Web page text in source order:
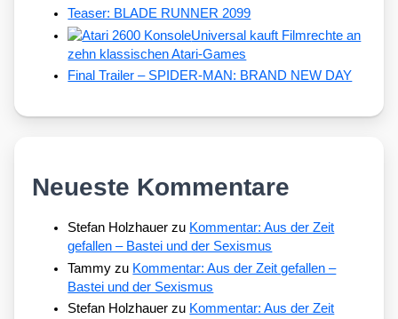
Teaser: BLADE RUNNER 2099
Universal kauft Filmrechte an
zehn klassischen Atari-Games
Final Trailer – SPIDER-MAN: BRAND NEW DAY
Neueste Kommentare
Stefan Holzhauer zu Kommentar: Aus der Zeit
gefallen – Bastei und der Sexismus
Tammy zu Kommentar: Aus der Zeit gefallen –
Bastei und der Sexismus
Stefan Holzhauer zu Kommentar: Aus der Zeit